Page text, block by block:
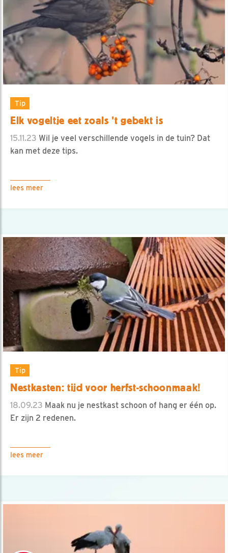
Tip
Elk vogeltje eet zoals 't gebekt is
15.11.23 Wil je veel verschillende vogels in de tuin? Dat
kan met deze tips.
lees meer
Tip
Nestkasten: tijd voor herfst-schoonmaak!
18.09.23 Maak nu je nestkast schoon of hang er één op.
Er zijn 2 redenen.
lees meer